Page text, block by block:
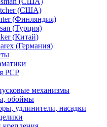
(США)
(Финляндия)
(Турция)
(Китай)
(Германия)
PCP
механизмы
обоймы
удлинители, насадки